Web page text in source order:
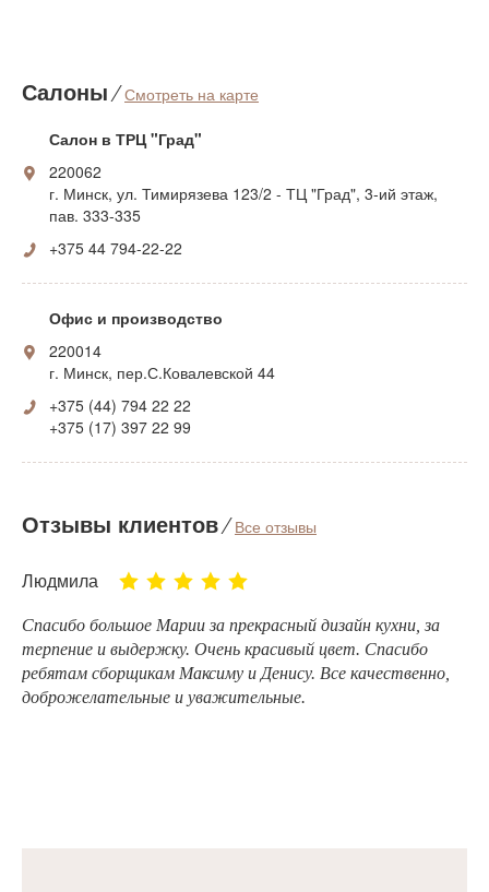
Салоны⁄Смотреть на карте
Салон в ТРЦ "Град"
220062
г. Минск, ул. Тимирязева 123/2 - ТЦ "Град", 3-ий этаж,
пав. 333-335
+375 44 794-22-22
Офис и производство
220014
г. Минск, пер.С.Ковалевской 44
+375 (44) 794 22 22
+375 (17) 397 22 99
Отзывы клиентов⁄Все отзывы
Людмила
Спасибо большое Марии за прекрасный дизайн кухни, за
терпение и выдержку. Очень красивый цвет. Спасибо
ребятам сборщикам Максиму и Денису. Все качественно,
доброжелательные и уважительные.